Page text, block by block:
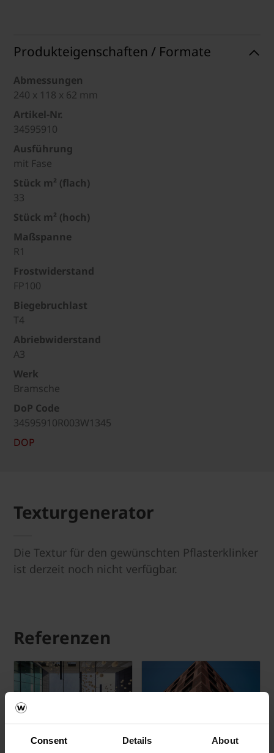
Consent Details About
Produkteigenschaften / Formate
Abmessungen
240 x 118 x 62 mm
Artikel-Nr.
34595910
Ausführung
mit Fase
Stück m² (flach)
33
Stück m² (hoch)
Maßspanne
R1
Frostwiderstand
FP100
Biegebruchlast
T4
Abriebwiderstand
A3
Werk
Bramsche
DoP Code
34595910R003W1345
DOP
Texturgenerator
Die Textur für den gewünschten Pflasterklinker
ist derzeit noch nicht verfügbar.
Referenzen
Budowlana Sp. z o.o.
Highlights